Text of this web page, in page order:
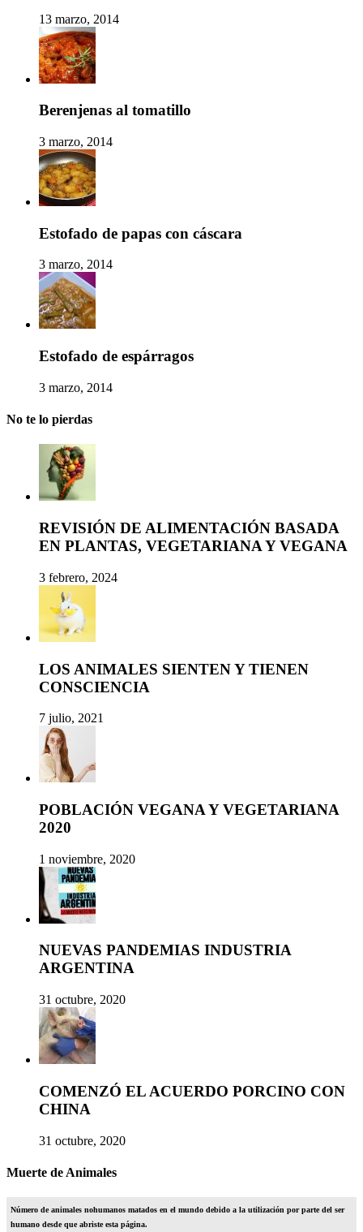
13 marzo, 2014
Berenjenas al tomatillo
3 marzo, 2014
Estofado de papas con cáscara
3 marzo, 2014
Estofado de espárragos
3 marzo, 2014
No te lo pierdas
REVISIÓN DE ALIMENTACIÓN BASADA
EN PLANTAS, VEGETARIANA Y VEGANA
3 febrero, 2024
LOS ANIMALES SIENTEN Y TIENEN
CONSCIENCIA
7 julio, 2021
POBLACIÓN VEGANA Y VEGETARIANA
2020
1 noviembre, 2020
NUEVAS PANDEMIAS INDUSTRIA
ARGENTINA
31 octubre, 2020
COMENZÓ EL ACUERDO PORCINO CON
CHINA
31 octubre, 2020
Muerte de Animales
Número de animales nohumanos matados en el mundo debido a la utilización por parte del ser
humano desde que abriste esta página.